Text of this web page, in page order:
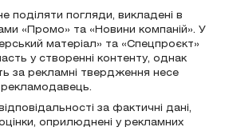
поділяти погляди, викладені в
«Промо» та «Новини компаній». У
матеріал» та «Спецпроєкт»
у створенні контенту, однак
за рекламні твердження несе
рекламодавець.
за фактичні дані,
оприлюднені у рекламних